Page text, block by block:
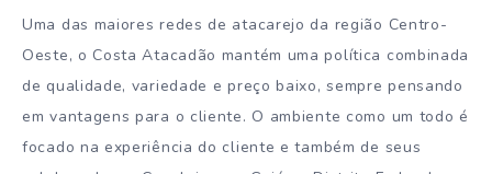
Uma das maiores redes de atacarejo da região Centro-
Oeste, o Costa Atacadão mantém uma política combinada
de qualidade, variedade e preço baixo, sempre pensando
em vantagens para o cliente. O ambiente como um todo é
focado na experiência do cliente e também de seus